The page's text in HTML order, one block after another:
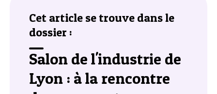
Cet article se trouve dans le
dossier :
Salon de l'industrie de
Lyon : à la rencontre